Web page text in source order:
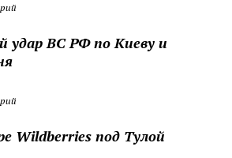
удар ВС РФ по Киеву и
Wildberries под Тулой